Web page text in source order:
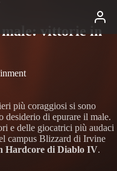
vittorie in
più coraggiosi si sono
desiderio di epurare il male.
e delle giocatrici più audaci
campus Blizzard di Irvine
Hardcore di Diablo IV.